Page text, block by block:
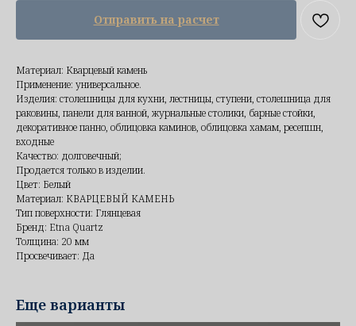
Отправить на расчет
Материал: Кварцевый камень
Применение: универсальное.
Изделия: столешницы для кухни, лестницы, ступени, столешница для
раковины, панели для ванной, журнальные столики, барные стойки,
декоративное панно, облицовка каминов, облицовка хамам, ресепшн,
входные
Качество: долговечный;
Продается только в изделии.
Цвет: Белый
Материал: КВАРЦЕВЫЙ КАМЕНЬ
Тип поверхности: Глянцевая
Бренд: Etna Quartz
Толщина: 20 мм
Просвечивает: Да
Еще варианты